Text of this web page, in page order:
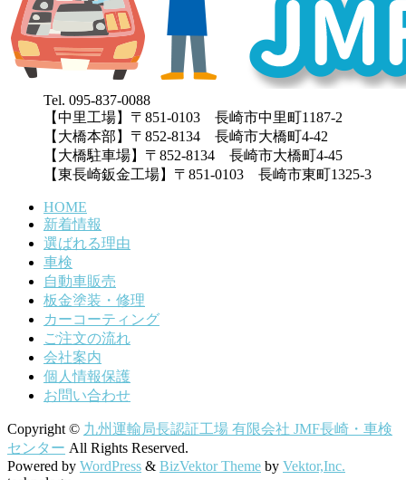
Tel. 095-837-0088
【中里工場】〒851-0103 長崎市中里町1187-2
【大橋本部】〒852-8134 長崎市大橋町4-42
【大橋駐車場】〒852-8134 長崎市大橋町4-45
【東長崎鈑金工場】〒851-0103 長崎市東町1325-3
HOME
新着情報
選ばれる理由
車検
自動車販売
板金塗装・修理
カーコーティング
ご注文の流れ
会社案内
個人情報保護
お問い合わせ
Copyright © 九州運輸局長認証工場 有限会社 JMF長崎・車検
センター All Rights Reserved.
Powered by WordPress & BizVektor Theme by Vektor,Inc.